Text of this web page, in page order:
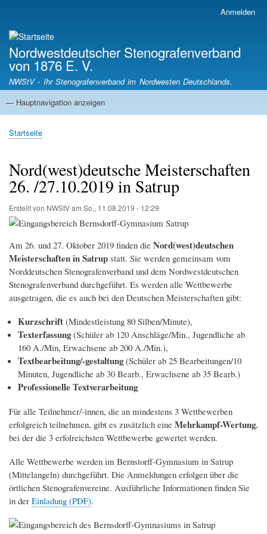
Anmelden
Nordwestdeutscher Stenografenverband
von 1876 E. V.
NWStV - Ihr Stenografenverband im Nordwesten Deutschlands.
Hauptnavigation
— Hauptnavigation anzeigen
Startseite
Mitgliedsvereine
Termine
Satzung
Pfadnavigation
Startseite
Nord(west)deutsche Meisterschaften
26. /27.10.2019 in Satrup
Erstellt von NWStVam So., 11.08.2019 - 12:29
Am 26. und 27. Oktober 2019 finden die Nord(west)deutschen
Meisterschaften in Satrup statt. Sie werden gemeinsam vom
Norddeutschen Stenografenverband und dem Nordwestdeutschen
Stenografenverband durchgeführt. Es werden alle Wettbewerbe
ausgetragen, die es auch bei den Deutschen Meisterschaften gibt:
Kurzschrift (Mindestleistung 80 Silben/Minute),
Texterfassung(Schüler ab 120 Anschläge/Min., Jugendliche ab
160 A./Min, Erwachsene ab 200 A./Min.),
Textbearbeitung/-gestaltung(Schüler ab 25 Bearbeitungen/10
Minuten, Jugendliche ab 30 Bearb., Erwachsene ab 35 Bearb.)
Professionelle Textverarbeitung
Für alle Teilnehmer/-innen, die an mindestens 3 Wettbewerben
erfolgreich teilnehmen, gibt es zusätzlich eine Mehrkampf-Wertung,
bei der die 3 erfolreichsten Wettbewerbe gewertet werden.
Alle Wettbewerbe werden im Bernstorff-Gymnasium in Satrup
(Mittelangeln) durchgeführt. Die Anmeldungen erfolgen über die
örtlichen Stenografenvereine. Ausführliche Informationen finden Sie
in der Einladung (PDF).